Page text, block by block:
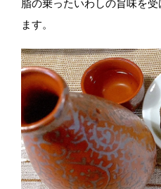
ます。